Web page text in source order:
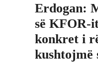
Erdogan:
së KFOR-
konkret i
kushtojmë